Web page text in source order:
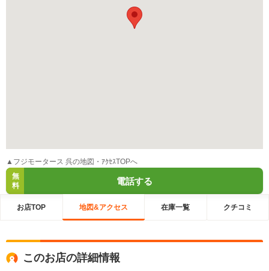
▲フジモータース 呉の地図・ｱｸｾｽTOPへ
無
料
電話する
お店TOP 地図&アクセス 在庫一覧 クチコミ
このお店の詳細情報